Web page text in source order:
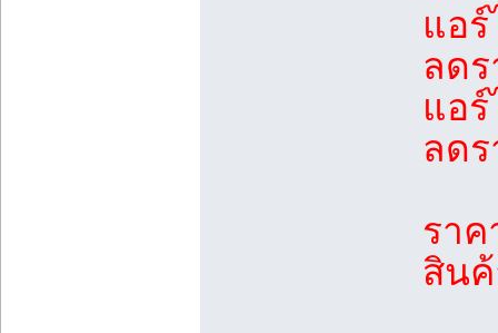
แอ
ลด
แอ
ลด
รา
สิน